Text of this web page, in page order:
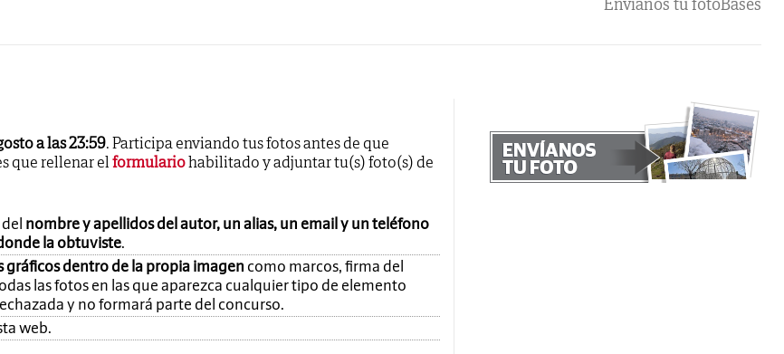
Envíanos tu fotoBases
a las 23:59. Participa enviando tus fotos antes de que
que rellenar elformulariohabilitado y adjuntar tu(s) foto(s) de
nombre y apellidos del autor, un alias, un email y un teléfono
la obtuviste.
dentro de la propia imagen como marcos, firma del
las fotos en las que aparezca cualquier tipo de elemento
y no formará parte del concurso.
web.